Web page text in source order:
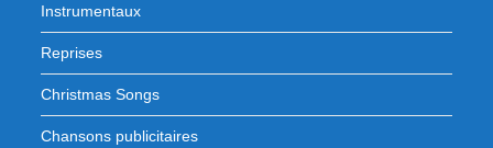
Instrumentaux
Reprises
Christmas Songs
Chansons publicitaires